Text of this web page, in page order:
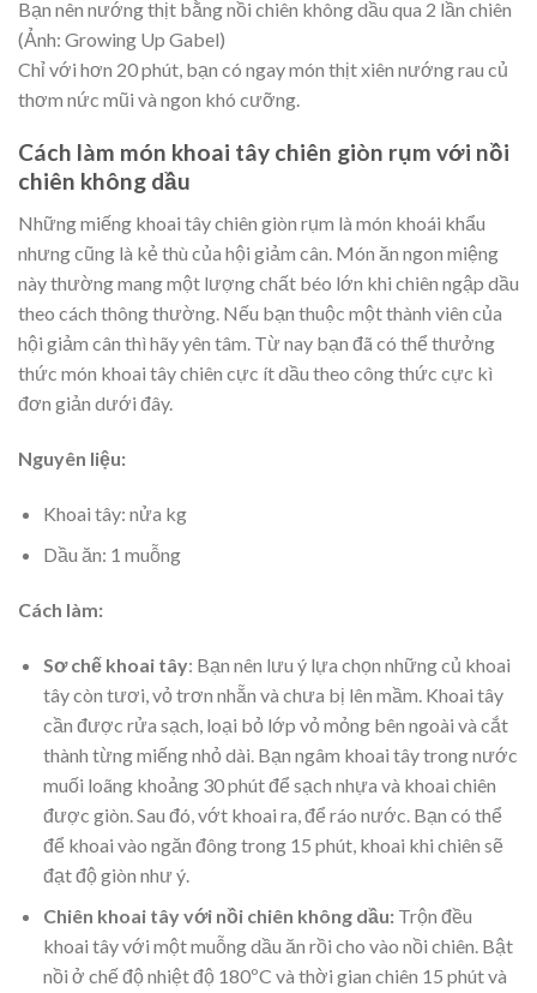
Bạn nên nướng thịt bằng nồi chiên không dầu qua 2 lần chiên
(Ảnh: Growing Up Gabel)
Chỉ với hơn 20 phút, bạn có ngay món thịt xiên nướng rau củ
thơm nức mũi và ngon khó cưỡng.
Cách làm món khoai tây chiên giòn rụm với nồi
chiên không dầu
Những miếng khoai tây chiên giòn rụm là món khoái khẩu
nhưng cũng là kẻ thù của hội giảm cân. Món ăn ngon miệng
này thường mang một lượng chất béo lớn khi chiên ngập dầu
theo cách thông thường. Nếu bạn thuộc một thành viên của
hội giảm cân thì hãy yên tâm. Từ nay bạn đã có thể thưởng
thức món khoai tây chiên cực ít dầu theo công thức cực kì
đơn giản dưới đây.
Nguyên liệu:
Khoai tây: nửa kg
Dầu ăn: 1 muỗng
Cách làm:
Sơ chế khoai tây: Bạn nên lưu ý lựa chọn những củ khoai
tây còn tươi, vỏ trơn nhẵn và chưa bị lên mầm. Khoai tây
cần được rửa sạch, loại bỏ lớp vỏ mỏng bên ngoài và cắt
thành từng miếng nhỏ dài. Bạn ngâm khoai tây trong nước
muối loãng khoảng 30 phút để sạch nhựa và khoai chiên
được giòn. Sau đó, vớt khoai ra, để ráo nước. Bạn có thể
để khoai vào ngăn đông trong 15 phút, khoai khi chiên sẽ
đạt độ giòn như ý.
Chiên khoai tây với nồi chiên không dầu: Trộn đều
khoai tây với một muỗng dầu ăn rồi cho vào nồi chiên. Bật
nồi ở chế độ nhiệt độ 180ºC và thời gian chiên 15 phút và